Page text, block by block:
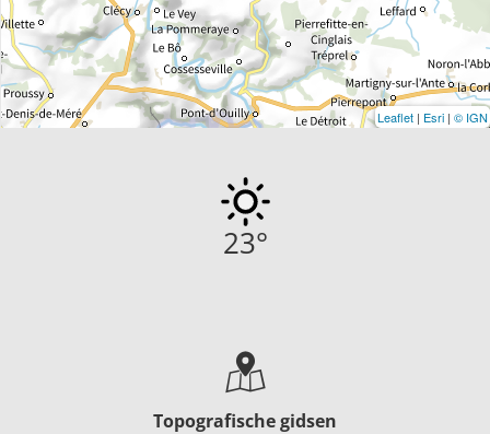
Leaflet | Esri | © IGN
23°
Topografische gidsen